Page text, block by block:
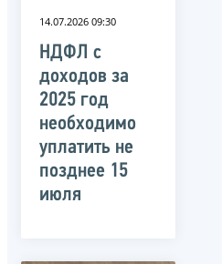
14.07.2026 09:30
НДФЛ с
доходов за
2025 год
необходимо
уплатить не
позднее 15
июля